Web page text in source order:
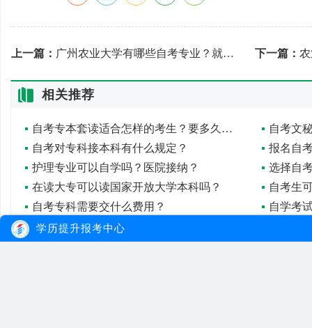
上一篇： 广州农业大学有哪些自考专业？就业前景怎么样？ 下一篇：
相关推荐
自考专本套读适合怎样的考生？要多久才能拿到毕业证？
自考文
自考对专科接本科有什么规定？
护理专业可以自学吗？医院接纳？
选择自
在读大专可以读国家开放大学本科吗？
自考生
自考专科需要交什么费用？
自学考
学历提升报考中心